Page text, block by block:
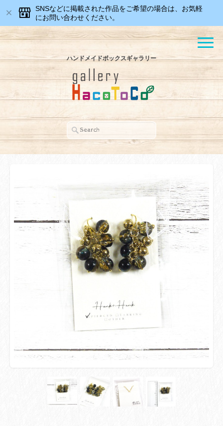
SNSなどに掲載された作品をご希望の場合は、お気軽
にお問い合わせください。
ハンドメイドボックスギャラリー